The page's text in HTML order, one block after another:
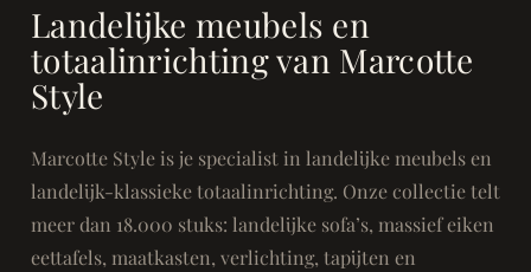
Landelijke meubels en
totaalinrichting van Marcotte
Style
Marcotte Style is je specialist in landelijke meubels en
landelijk-klassieke totaalinrichting. Onze collectie telt
meer dan 18.000 stuks: landelijke sofa’s, massief eiken
eettafels, maatkasten, verlichting, tapijten en